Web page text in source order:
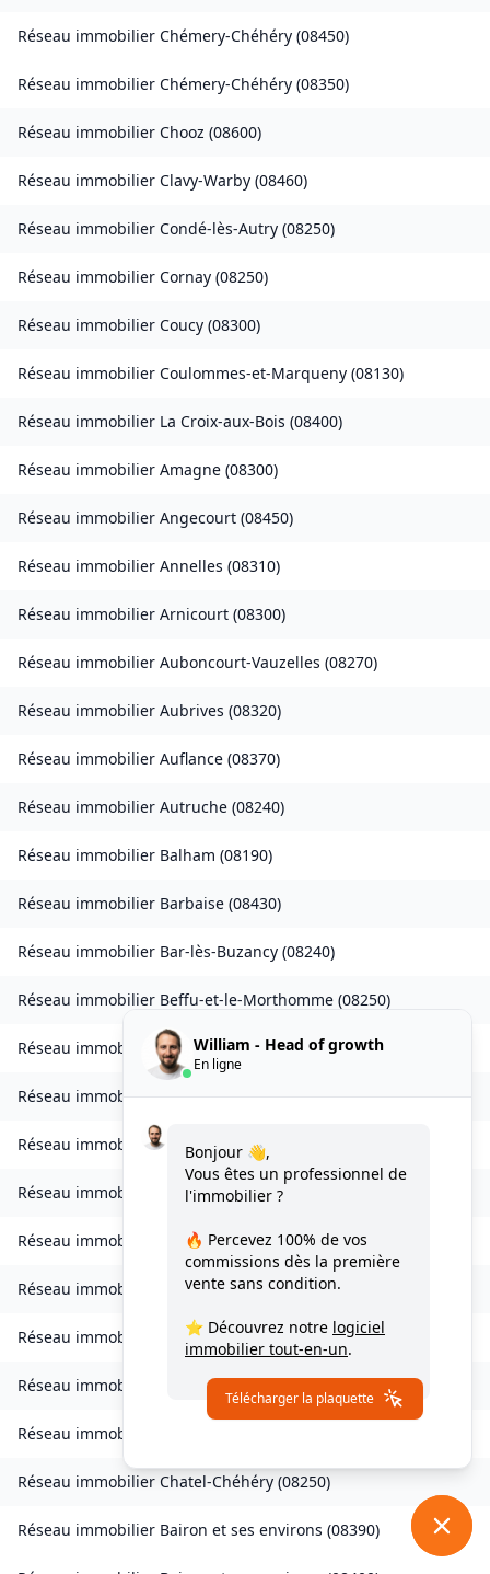
Réseau immobilier Chémery-Chéhéry (08450)
Réseau immobilier Chémery-Chéhéry (08350)
Réseau immobilier Chooz (08600)
Réseau immobilier Clavy-Warby (08460)
Réseau immobilier Condé-lès-Autry (08250)
Réseau immobilier Cornay (08250)
Réseau immobilier Coucy (08300)
Réseau immobilier Coulommes-et-Marqueny (08130)
Réseau immobilier La Croix-aux-Bois (08400)
Réseau immobilier Amagne (08300)
Réseau immobilier Angecourt (08450)
Réseau immobilier Annelles (08310)
Réseau immobilier Arnicourt (08300)
Réseau immobilier Auboncourt-Vauzelles (08270)
Réseau immobilier Aubrives (08320)
Réseau immobilier Auflance (08370)
Réseau immobilier Autruche (08240)
Réseau immobilier Balham (08190)
Réseau immobilier Barbaise (08430)
Réseau immobilier Bar-lès-Buzancy (08240)
Réseau immobilier Beffu-et-le-Morthomme (08250)
Réseau immobilierBelval(08090)
Réseau immobilierBelval-Bois-des-Dames(08240)
Réseau immobilierBourcq(08400)
Réseau immobilier Bogny-sur-Meuse
Réseau immobilier Brévilly(08140)
Réseau immobilier Bulson(08450
Réseau immobilier Chagny(08430 )
Réseau immobilier Chalandry-Elaire
Réseau immobilier
Réseau immobilier Chatel-Chéhéry (08250)
Réseau immobilier Bairon et ses environs (08390)
William - Head of growth
En ligne
Bonjour 👋,
Vous êtes un professionnel de
l'immobilier ?
🔥 Percevez 100% de vos
commissions dès la première
vente sans condition.
⭐ Découvrez notre logiciel
immobilier tout-en-un.
Télécharger la plaquette